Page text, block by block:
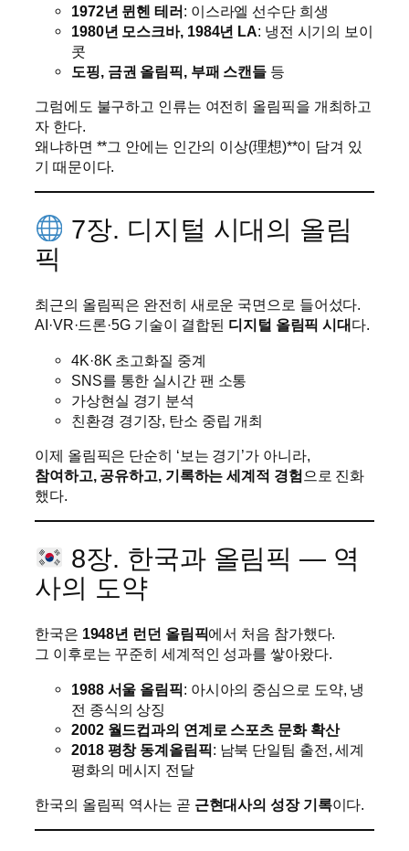
1972년 뮌헨 테러: 이스라엘 선수단 희생
1980년 모스크바, 1984년 LA: 냉전 시기의 보이
콧
도핑, 금권 올림픽, 부패 스캔들 등
그럼에도 불구하고 인류는 여전히 올림픽을 개최하고
자 한다.
왜냐하면 **그 안에는 인간의 이상(理想)**이 담겨 있
기 때문이다.
7장. 디지털 시대의 올림
픽
최근의 올림픽은 완전히 새로운 국면으로 들어섰다.
AI·VR·드론·5G 기술이 결합된 디지털 올림픽 시대 다.
4K·8K 초고화질 중계
SNS를 통한 실시간 팬 소통
가상현실 경기 분석
친환경 경기장, 탄소 중립 개최
이제 올림픽은 단순히 ‘보는 경기’가 아니라,
참여하고, 공유하고, 기록하는 세계적 경험 으로 진화
했다.
8장. 한국과 올림픽 — 역
사의 도약
한국은 1948년 런던 올림픽에서 처음 참가했다.
그 이후로는 꾸준히 세계적인 성과를 쌓아왔다.
1988 서울 올림픽: 아시아의 중심으로 도약, 냉
전 종식의 상징
2002 월드컵과의 연계로 스포츠 문화 확산
2018 평창 동계올림픽: 남북 단일팀 출전, 세계
평화의 메시지 전달
한국의 올림픽 역사는 곧 근현대사의 성장 기록이다.